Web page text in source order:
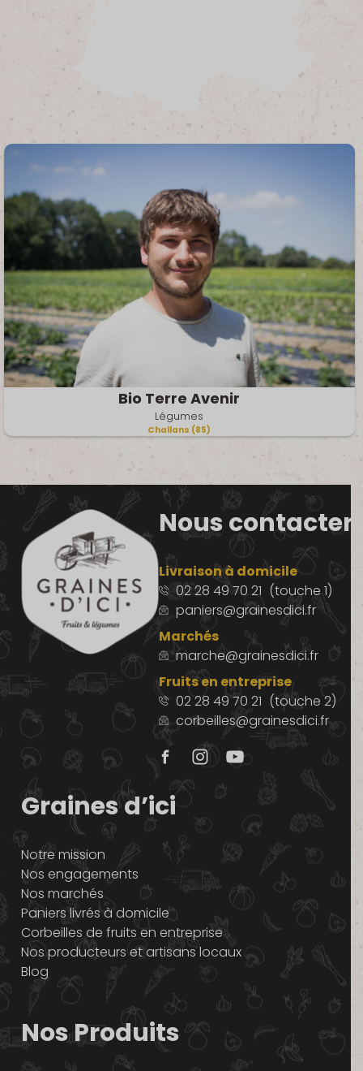
Bio Terre Avenir
Légumes
Challans (85)
Nous contacter
Livraison à domicile
02 28 49 70 21 (touche 1)
paniers@grainesdici.fr
Marchés
marche@grainesdici.fr
Fruits en entreprise
02 28 49 70 21 (touche 2)
corbeilles@grainesdici.fr
Graines d’ici
Notre mission
Nos engagements
Nos marchés
Paniers livrés à domicile
Corbeilles de fruits en entreprise
Nos producteurs et artisans locaux
Blog
Nos Produits